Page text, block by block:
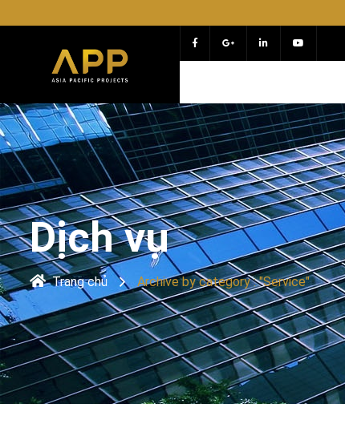
Chào
Dịch vụ
Trang chủ Archive by category : "Service"